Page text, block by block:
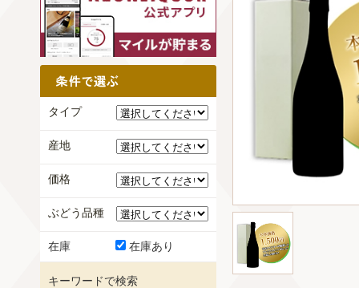
タイプ
産地
価格
ぶどう品種
在庫 在庫あり
キーワードで検索